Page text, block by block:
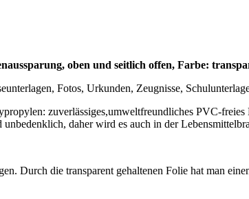
oben und seitlich offen, Farbe:
Fotos, Urkunden, Zeugnisse,
zuverlässiges,umweltfreundliches PVC-
daher wird es auch in der
Durch die transparent gehaltenen Folie hat man